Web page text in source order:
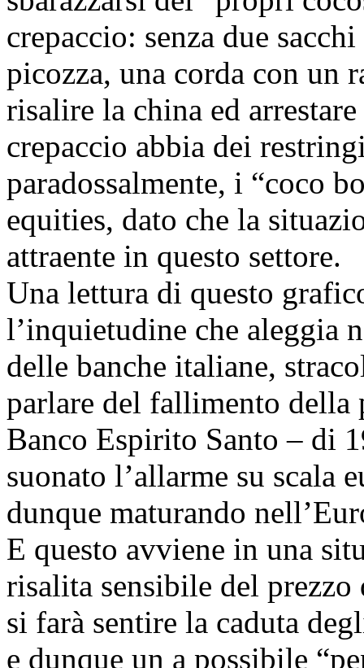
crepaccio: senza due
picozza, una corda con un
risalire la china ed
crepaccio abbia dei
paradossalmente, i “coco
equities, dato che la
attraente in questo settore.
Una lettura di questo
l’inquietudine che aleggia
delle banche italiane,
parlare del fallimento della
Banco Espirito Santo – di
suonato l’allarme su scala
dunque maturando
E questo avviene in una
risalita sensibile del
si farà sentire la caduta
e dunque un a possibile